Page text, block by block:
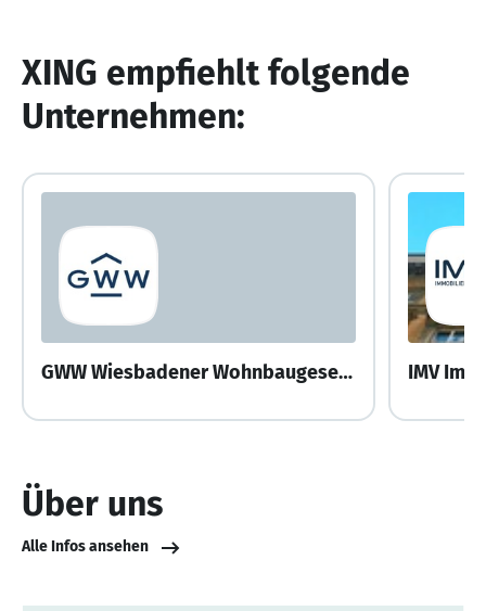
XING empfiehlt folgende
Unternehmen:
GWW Wiesbadener Wohnbaugesellschaft mbH IMV
Über uns
Alle Infos ansehen